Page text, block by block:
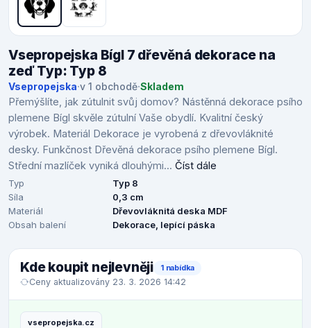
Vsepropejska Bígl 7 dřevěná dekorace na
zeď Typ: Typ 8
Vsepropejska·v 1 obchodě·Skladem
Přemýšlíte, jak zútulnit svůj domov? Nástěnná dekorace psího
plemene Bígl skvěle zútulní Vaše obydlí. Kvalitní český
výrobek. Materiál Dekorace je vyrobená z dřevovláknité
desky. Funkčnost Dřevěná dekorace psího plemene Bígl.
Střední mazlíček vyniká dlouhými... Číst dále
Typ
Typ 8
Síla
0,3 cm
Materiál
Dřevovláknitá deska MDF
Obsah balení
Dekorace, lepící páska
Kde koupit nejlevněji 1 nabídka
Ceny aktualizovány 23. 3. 2026 14:42
vsepropejska.cz